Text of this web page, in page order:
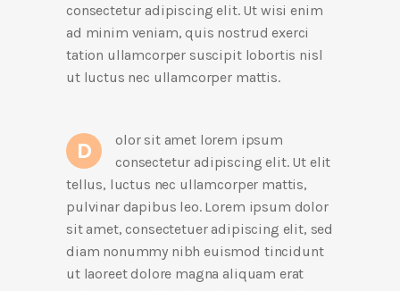
consectetur adipiscing elit. Ut wisi enim
ad minim veniam, quis nostrud exerci
tation ullamcorper suscipit lobortis nisl
ut luctus nec ullamcorper mattis.
D
olor sit amet lorem ipsum
consectetur adipiscing elit. Ut elit
tellus, luctus nec ullamcorper mattis,
pulvinar dapibus leo. Lorem ipsum dolor
sit amet, consectetuer adipiscing elit, sed
diam nonummy nibh euismod tincidunt
ut laoreet dolore magna aliquam erat